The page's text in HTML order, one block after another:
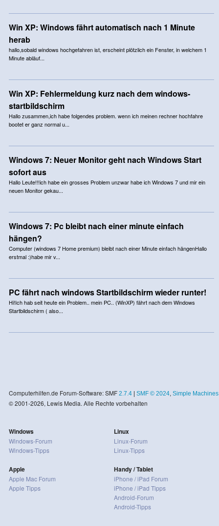
Win XP: Windows fährt automatisch nach 1 Minute
herab
hallo,sobald windows hochgefahren ist, erscheint plötzlich ein Fenster, in welchem 1
Minute abläuf...
Win XP: Fehlermeldung kurz nach dem windows-
startbildschirm
Hallo zusammen,ich habe folgendes problem. wenn ich meinen rechner hochfahre
bootet er ganz normal u...
Windows 7: Neuer Monitor geht nach Windows Start
sofort aus
Hallo Leute!!!ich habe ein grosses Problem unzwar habe ich Windows 7 und mir ein
neuen Monitor gekau...
Windows 7: Pc bleibt nach einer minute einfach
hängen?
Computer (windows 7 Home premium) bleibt nach einer Minute einfach hängenHallo
erstmal :)habe mir v...
PC fährt nach windows Startbildschirm wieder runter!
Hi!Ich hab seit heute ein Problem.. mein PC.. (WinXP) fährt nach dem Windows
Startbildschirm ( also...
Computerhilfen.de Forum-Software: SMF 2.7.4| SMF © 2024, Simple Machines
© 2001-2026, Lewis Media. Alle Rechte vorbehalten
Windows
Windows-Forum
Windows-Tipps
Apple
Apple Mac Forum
Apple Tipps
Linux
Linux-Forum
Linux-Tipps
Handy / Tablet
iPhone / iPad Forum
iPhone / iPad Tipps
Android-Forum
Android-Tipps